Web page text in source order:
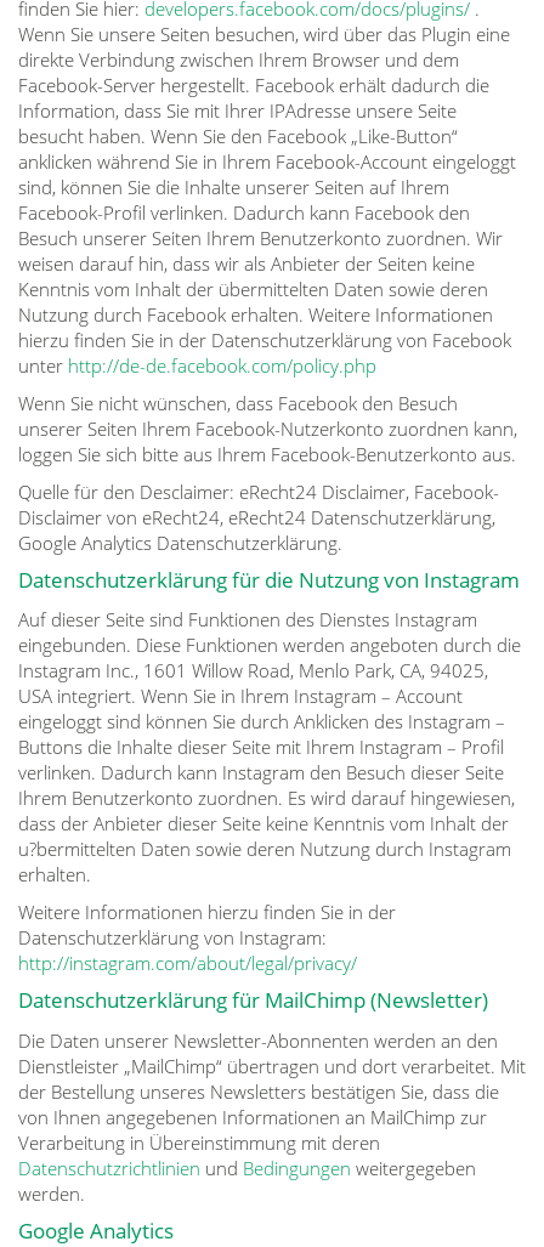
finden Sie hier: developers.facebook.com/docs/plugins/ .
Wenn Sie unsere Seiten besuchen, wird über das Plugin eine
direkte Verbindung zwischen Ihrem Browser und dem
Facebook-Server hergestellt. Facebook erhält dadurch die
Information, dass Sie mit Ihrer IPAdresse unsere Seite
besucht haben. Wenn Sie den Facebook „Like-Button“
anklicken während Sie in Ihrem Facebook-Account eingeloggt
sind, können Sie die Inhalte unserer Seiten auf Ihrem
Facebook-Profil verlinken. Dadurch kann Facebook den
Besuch unserer Seiten Ihrem Benutzerkonto zuordnen. Wir
weisen darauf hin, dass wir als Anbieter der Seiten keine
Kenntnis vom Inhalt der übermittelten Daten sowie deren
Nutzung durch Facebook erhalten. Weitere Informationen
hierzu finden Sie in der Datenschutzerklärung von Facebook
unter http://de-de.facebook.com/policy.php
Wenn Sie nicht wünschen, dass Facebook den Besuch
unserer Seiten Ihrem Facebook-Nutzerkonto zuordnen kann,
loggen Sie sich bitte aus Ihrem Facebook-Benutzerkonto aus.
Quelle für den Desclaimer: eRecht24 Disclaimer, Facebook-
Disclaimer von eRecht24, eRecht24 Datenschutzerklärung,
Google Analytics Datenschutzerklärung.
Datenschutzerklärung für die Nutzung von Instagram
Auf dieser Seite sind Funktionen des Dienstes Instagram
eingebunden. Diese Funktionen werden angeboten durch die
Instagram Inc., 1601 Willow Road, Menlo Park, CA, 94025,
USA integriert. Wenn Sie in Ihrem Instagram – Account
eingeloggt sind können Sie durch Anklicken des Instagram –
Buttons die Inhalte dieser Seite mit Ihrem Instagram – Profil
verlinken. Dadurch kann Instagram den Besuch dieser Seite
Ihrem Benutzerkonto zuordnen. Es wird darauf hingewiesen,
dass der Anbieter dieser Seite keine Kenntnis vom Inhalt der
u?bermittelten Daten sowie deren Nutzung durch Instagram
erhalten.
Weitere Informationen hierzu finden Sie in der
Datenschutzerklärung von Instagram:
http://instagram.com/about/legal/privacy/
Datenschutzerklärung für MailChimp (Newsletter)
Die Daten unserer Newsletter-Abonnenten werden an den
Dienstleister „MailChimp“ übertragen und dort verarbeitet. Mit
der Bestellung unseres Newsletters bestätigen Sie, dass die
von Ihnen angegebenen Informationen an MailChimp zur
Verarbeitung in Übereinstimmung mit deren
Datenschutzrichtlinien und Bedingungen weitergegeben
werden.
Google Analytics